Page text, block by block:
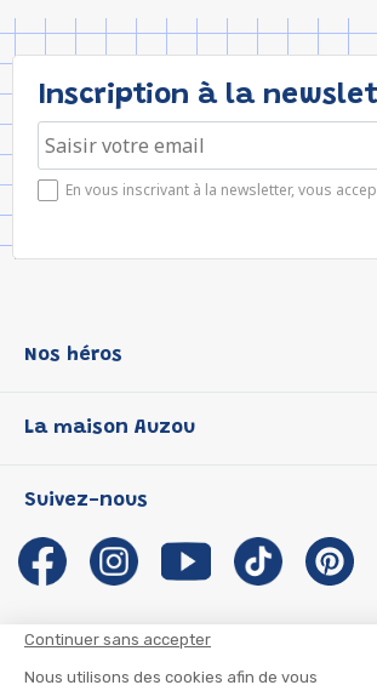
Continuer sans accepter
Nous utilisons des cookies afin de vous
Inscription à la
En vous inscrivant à la newsletter, vous
Nos héros
P'tit Loup
Les Influenceuses
Migali
Petite Taupe
La maison Auzou
Notre histoire
Auzou s'engage
Auteurs et illustrateurs Auzou
Suivez-nous